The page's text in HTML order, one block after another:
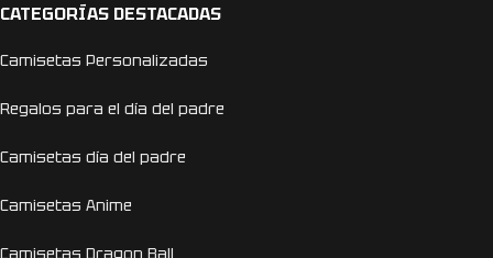
CATEGORÍAS DESTACADAS
Camisetas Personalizadas
Regalos para el día del padre
Camisetas día del padre
Camisetas Anime
Camisetas Dragon Ball